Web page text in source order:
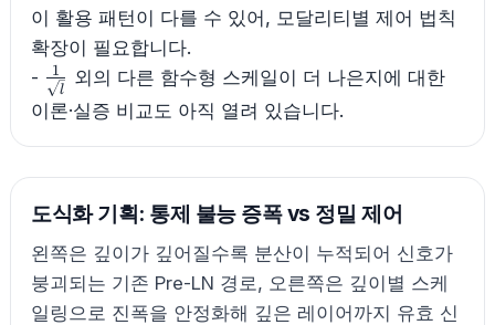
이 활용 패턴이 다를 수 있어, 모달리티별 제어 법칙
확장이 필요합니다.
- \frac{1}
{\sqrt{l}}
l
1
외의 다른 함수형 스케일이 더 나은지에 대한
이론·실증 비교도 아직 열려 있습니다.
도식화 기획: 통제 불능 증폭 vs 정밀 제어
왼쪽은 깊이가 깊어질수록 분산이 누적되어 신호가
붕괴되는 기존 Pre-LN 경로, 오른쪽은 깊이별 스케
일링으로 진폭을 안정화해 깊은 레이어까지 유효 신